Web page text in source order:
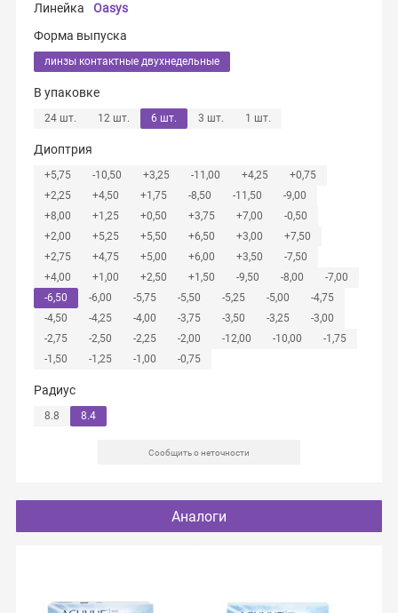
Линейка
Oasys
Форма выпуска
линзы контактные двухнедельные
В упаковке
24 шт. 12 шт. 6 шт. 3 шт. 1 шт.
Диоптрия
+5,75 -10,50 +3,25 -11,00 +4,25
+0,75
+2,25
+4,50 +1,75 -8,50 -11,50
-9,00
+8,00
+1,25 +0,50 +3,75 +7,00
-0,50
+2,00
+5,25 +5,50 +6,50 +3,00
+7,50
+2,75
+4,75 +5,00 +6,00 +3,50
-7,50
+4,00
+1,00 +2,50 +1,50 -9,50 -8,00
-7,00
-6,50
-6,00 -5,75 -5,50 -5,25 -5,00
-4,75
-4,50
-4,25 -4,00 -3,75 -3,50 -3,25
-3,00
-2,75
-2,50 -2,25 -2,00 -12,00 -10,00
-1,75
-1,50
-1,25 -1,00 -0,75
Радиус
8.8 8.4
Сообщить о неточности
Аналоги